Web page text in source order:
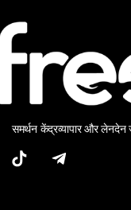
समर्थन केंद्रव्यापार और लेनदेन